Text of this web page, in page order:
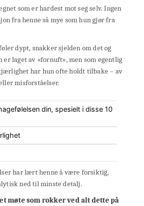
som er hardest mot seg selv. Ingen
fra henne så mye som hun gjør fra
dypt, snakker sjelden om det og
er laget av «fornuft», men som egentlig
har hun ofte holdt tilbake – av
misforståelser.
din, spesielt i disse 10
har lært henne å være forsiktig,
ned til minste detalj.
møte som rokker ved alt dette på